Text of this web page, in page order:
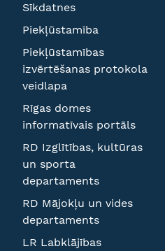
Sīkdatnes
Piekļūstamība
Piekļūstamības
izvērtēšanas protokola
veidlapa
Rīgas domes
informatīvais portāls
RD Izglītības, kultūras
un sporta
departaments
RD Mājokļu un vides
departaments
LR Labklājības